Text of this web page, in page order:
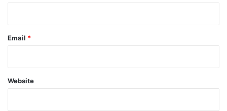
Email *
Website